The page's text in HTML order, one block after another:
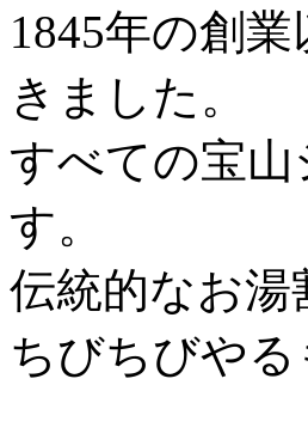
1845年の創
きました。
すべての宝
す。
伝統的なお
ちびちびや